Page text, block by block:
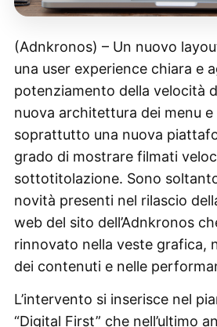
(Adnkronos) – Un nuovo
una user experience chiara e
potenziamento della velocità
nuova architettura dei menu
soprattutto una nuova
grado di mostrare filmati
sottotitolazione. Sono
novità presenti nel rilascio
web del sito dell’Adnkronos
rinnovato nella veste grafica,
dei contenuti e nelle
L’intervento si inserisce nel
“Digital First” che nell’ultimo